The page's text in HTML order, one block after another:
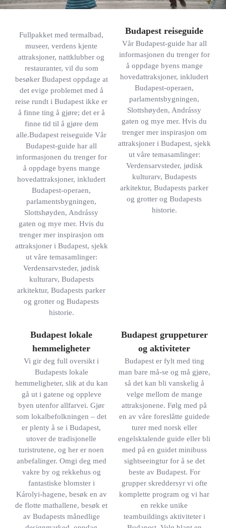
Fullpakket med termalbad,
museer, verdens kjente
attraksjoner, nattklubber og
restauranter, vil du som
besøker Budapest oppdage at
det evige problemet med å
reise rundt i Budapest ikke er
å finne ting å gjøre; det er å
finne tid til å gjøre dem
alle.Budapest reiseguide Vår
Budapest-guide har all
informasjonen du trenger for
å oppdage byens mange
hovedattraksjoner, inkludert
Budapest-operaen,
parlamentsbygningen,
Slottshøyden, Andrássy
gaten og mye mer. Hvis du
trenger mer inspirasjon om
attraksjoner i Budapest, sjekk
ut våre temasamlinger:
Verdensarvsteder, jødisk
kulturarv, Budapests
arkitektur, Budapests parker
og grotter og Budapests
historie.
Budapest reiseguide
Vår Budapest-guide har all
informasjonen du trenger for
å oppdage byens mange
hovedattraksjoner, inkludert
Budapest-operaen,
parlamentsbygningen,
Slottshøyden, Andrássy
gaten og mye mer. Hvis du
trenger mer inspirasjon om
attraksjoner i Budapest, sjekk
ut våre temasamlinger:
Verdensarvsteder, jødisk
kulturarv, Budapests
arkitektur, Budapests parker
og grotter og Budapests
historie.
Budapest lokale
hemmeligheter
Vi gir deg full oversikt i
Budapests lokale
hemmeligheter, slik at du kan
gå ut i gatene og oppleve
byen utenfor allfarvei. Gjør
som lokalbefolkningen – det
er plenty å se i Budapest,
utover de tradisjonelle
turistrutene, og her er noen
anbefalinger. Omgi deg med
vakre by og rekkehus og
fantastiske blomster i
Károlyi-hagene, besøk en av
de flotte mathallene, besøk et
av Budapests månedlige
Budapest gruppeturer
og aktiviteter
Budapest er fylt med ting
man bare må-se og må gjøre,
så det kan bli vanskelig å
velge mellom de mange
attraksjonene. Følg med på
en av våre foreslåtte guidede
turer med norsk eller
engelsktalende guide eller bli
med på en guidet minibuss
sightseeingtur for å se det
beste av Budapest. For
grupper skreddersyr vi ofte
komplette program og vi har
en rekke unike
teambuildings aktiviteter i